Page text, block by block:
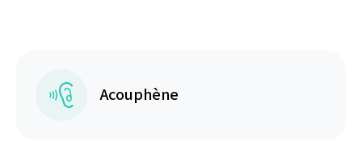
Acouphène